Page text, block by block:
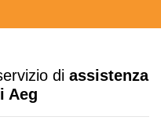
di assistenza
Aeg